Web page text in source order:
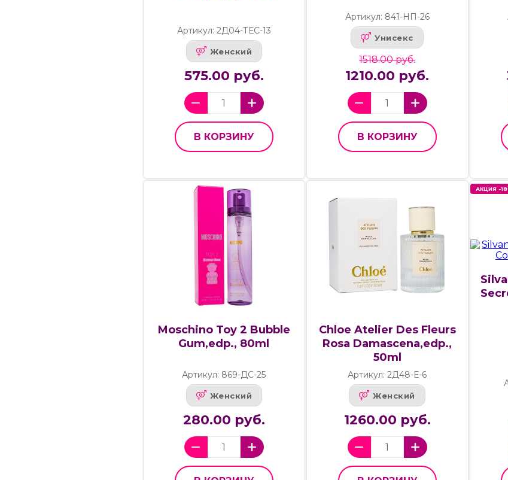
Артикул: 2Д04-ТЕС-13
Женский
575.00 руб.
В КОРЗИНУ
Артикул: 841-НП-26
Унисекс
1518.00 руб.
1210.00 руб.
В КОРЗИНУ
Moschino Toy 2 Bubble
Gum,edp., 80ml
Артикул: 869-ДС-25
Женский
280.00 руб.
Chloe Atelier Des Fleurs
Rosa Damascena,edp.,
50ml
Артикул: 2Д48-Е-6
Женский
1260.00 руб.
АКЦИЯ -